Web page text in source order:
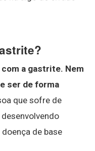
a gastrite. Nem
ser de forma
que sofre de
de base